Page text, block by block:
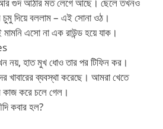
চুমু দিয়ে বললাম – এই সোনা ওঠ।
এসো না এক রাউন্ড হয়ে যাক।
নয়, হাত মুখ ধোও তার পর টিফিন কর।
খাবারের ব্যবস্থা করেছে। আমরা খেতে
কাজ করে চলে গেল।
কবার হল?